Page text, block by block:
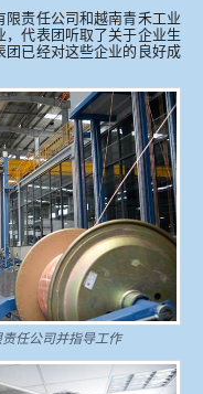
责任公司和越南青禾工业
代表团听取了关于企业生
团已经对这些企业的良好成
任公司并指导工作